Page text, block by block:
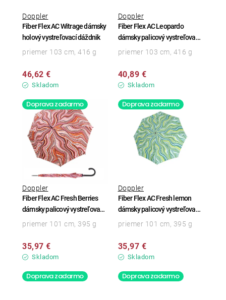
Fiber Flex AC Witrage dámsky
holový vystreľovací dáždnik
Doppler
Skladom
46,62 €
priemer 103 cm, 416 g
Fiber Flex AC Leopardo
dámsky palicový vystreľovací
dáždnik
Doppler
Skladom
40,89 €
priemer 103 cm, 416 g
Doprava zadarmo
Fiber Flex AC Fresh Berries
dámsky palicový vystreľovací
dáždnik
Doppler
Skladom
35,97 €
priemer 101 cm, 395 g
Doprava zadarmo
Fiber Flex AC Fresh lemon
dámsky palicový vystreľovací
dáždnik
Doppler
Skladom
35,97 €
priemer 101 cm, 395 g
Doprava zadarmo Doprava zadarmo